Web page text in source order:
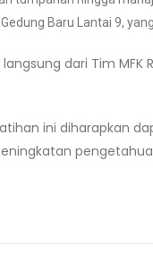
Baru Lantai 9,
dari Tim MFK
ini diharapkan